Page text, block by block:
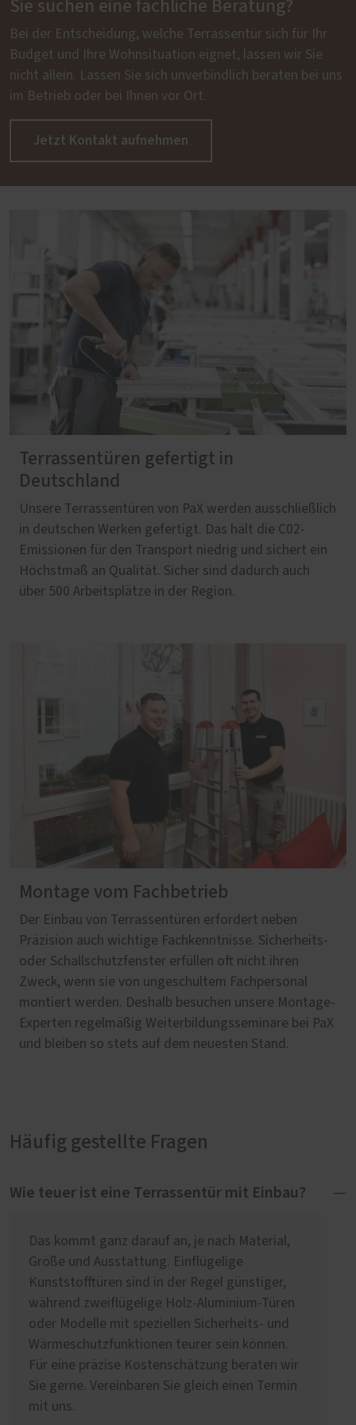
Sie suchen eine fachliche Beratung?
Bei der Entscheidung, welche Terrassentür sich für Ihr
Budget und Ihre Wohnsituation eignet, lassen wir Sie
nicht allein. Lassen Sie sich unverbindlich beraten bei uns
im Betrieb oder bei Ihnen vor Ort.
Jetzt Kontakt aufnehmen
Terrassentüren gefertigt in
Deutschland
Unsere Terrassentüren von PaX werden ausschließlich
in deutschen Werken gefertigt. Das hält die C02-
Emissionen für den Transport niedrig und sichert ein
Höchstmaß an Qualität. Sicher sind dadurch auch
über 500 Arbeitsplätze in der Region.
Montage vom Fachbetrieb
Der Einbau von Terrassentüren erfordert neben
Präzision auch wichtige Fachkenntnisse. Sicherheits-
oder Schallschutzfenster erfüllen oft nicht ihren
Zweck, wenn sie von ungeschultem Fachpersonal
montiert werden. Deshalb besuchen unsere Montage-
Experten regelmäßig Weiterbildungsseminare bei PaX
und bleiben so stets auf dem neuesten Stand.
Häufig gestellte Fragen
Wie teuer ist eine Terrassentür mit Einbau?
Das kommt ganz darauf an, je nach Material,
Größe und Ausstattung. Einflügelige
Kunststofftüren sind in der Regel günstiger,
während zweiflügelige Holz-Aluminium-Türen
oder Modelle mit speziellen Sicherheits- und
Wärmeschutzfunktionen teurer sein können.
Für eine präzise Kostenschätzung beraten wir
Sie gerne. Vereinbaren Sie gleich einen Termin
mit uns.